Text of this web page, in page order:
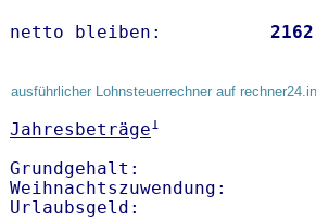
netto bleiben:
ausführlicher Lohnsteuerrechner auf
Jahresbeträge1
Grundgehalt:
Weihnachtszuwendung: